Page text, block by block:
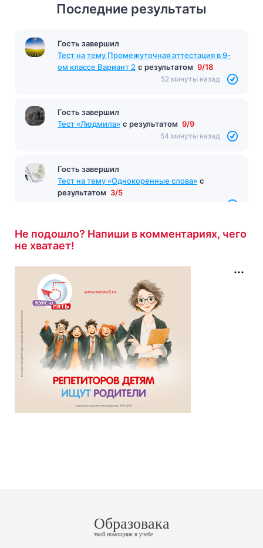
Последние результаты
Гость завершил
Тест на тему Промежуточная аттестация в 9-
ом классе Вариант 2 с результатом 9/18
52 минуты назад
Гость завершил
Тест «Людмила» с результатом 9/9
54 минуты назад
Гость завершил
Тест на тему «Однокоренные слова» с
результатом 3/5
Не подошло? Напиши в комментариях, чего
не хватает!
Образовака
твой помощник в учебе